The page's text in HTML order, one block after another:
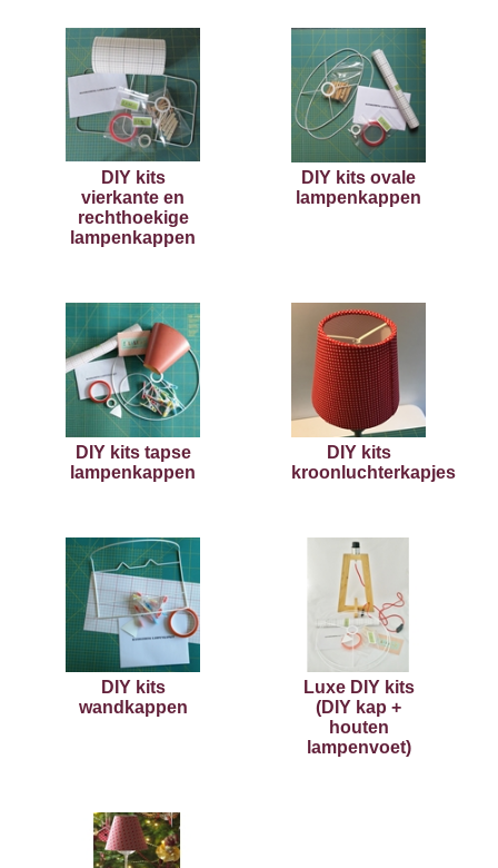
DIY kits
vierkante en
rechthoekige
lampenkappen
DIY kits ovale
lampenkappen
DIY kits tapse
lampenkappen
DIY kits
kroonluchterkapjes
DIY kits
wandkappen
Luxe DIY kits
(DIY kap +
houten
lampenvoet)